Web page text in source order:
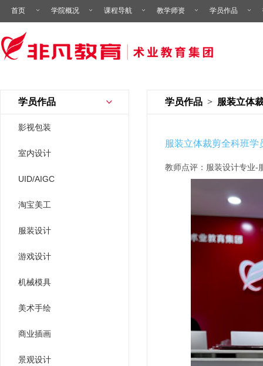
首页 学院概况 课程导航 教学师资 学员作品
学员作品
影视包装
室内设计
UID/AIGC
淘宝美工
服装设计
游戏设计
机械模具
美术手绘
商业插画
景观设计
学员作品 > 服装立体
服装立体裁剪全科班学
教师点评：服装设计专业-